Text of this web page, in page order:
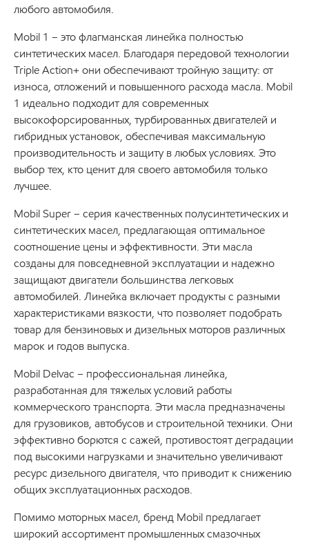
любого автомобиля.
Mobil 1 – это флагманская линейка полностью
синтетических масел. Благодаря передовой технологии
Triple Action+ они обеспечивают тройную защиту: от
износа, отложений и повышенного расхода масла. Mobil
1 идеально подходит для современных
высокофорсированных, турбированных двигателей и
гибридных установок, обеспечивая максимальную
производительность и защиту в любых условиях. Это
выбор тех, кто ценит для своего автомобиля только
лучшее.
Mobil Super – серия качественных полусинтетических и
синтетических масел, предлагающая оптимальное
соотношение цены и эффективности. Эти масла
созданы для повседневной эксплуатации и надежно
защищают двигатели большинства легковых
автомобилей. Линейка включает продукты с разными
характеристиками вязкости, что позволяет подобрать
товар для бензиновых и дизельных моторов различных
марок и годов выпуска.
Mobil Delvac – профессиональная линейка,
разработанная для тяжелых условий работы
коммерческого транспорта. Эти масла предназначены
для грузовиков, автобусов и строительной техники. Они
эффективно борются с сажей, противостоят деградации
под высокими нагрузками и значительно увеличивают
ресурс дизельного двигателя, что приводит к снижению
общих эксплуатационных расходов.
Помимо моторных масел, бренд Mobil предлагает
широкий ассортимент промышленных смазочных